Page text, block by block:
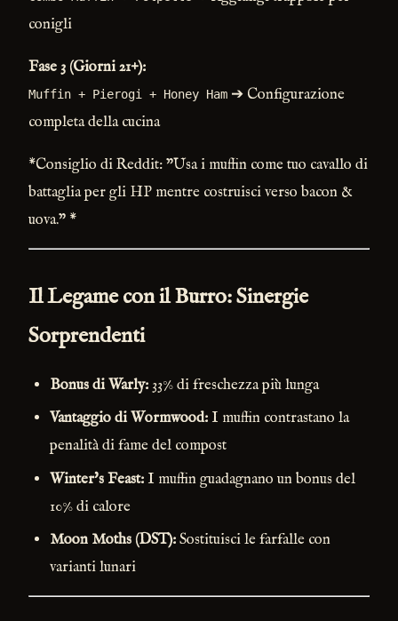
conigli
Fase 3 (Giorni 21+):
Muffin + Pierogi + Honey Ham ➔ Configurazione
completa della cucina
*Consiglio di Reddit: "Usa i muffin come tuo cavallo di
battaglia per gli HP mentre costruisci verso bacon &
uova." *
Il Legame con il Burro: Sinergie
Sorprendenti
Bonus di Warly: 33% di freschezza più lunga
Vantaggio di Wormwood: I muffin contrastano la
penalità di fame del compost
Winter's Feast: I muffin guadagnano un bonus del
10% di calore
Moon Moths (DST):Sostituisci le farfalle con
varianti lunari